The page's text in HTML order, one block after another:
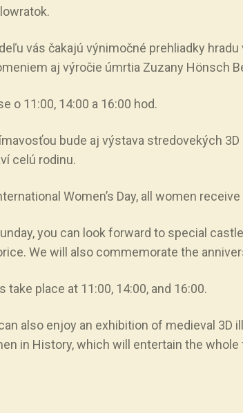
vás čakajú výnimočné prehliadky
aj výročie úmrtia Zuzany Hönsch
o 11:00, 14:00 a 16:00 hod.
bude aj výstava stredovekých
celú rodinu.
Women’s Day, all women
you can look forward to special
We will also commemorate the
take place at 11:00, 14:00, and 16:00.
also enjoy an exhibition of medieval 3D
in History, which will entertain the whole